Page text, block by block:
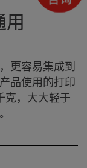
用
更容易集成到
品使用的打印
克，大大轻于